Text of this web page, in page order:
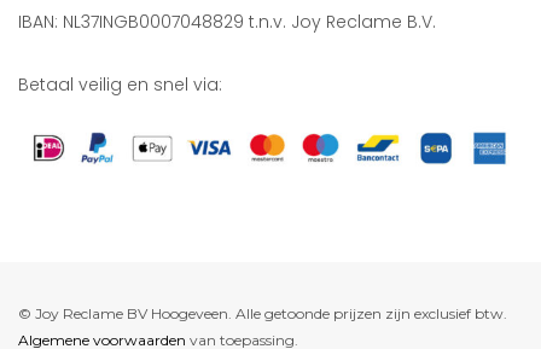
IBAN: NL37INGB0007048829 t.n.v. Joy Reclame B.V.
Betaal veilig en snel via:
© Joy Reclame BV Hoogeveen. Alle getoonde prijzen zijn exclusief btw.
Algemene voorwaarden van toepassing.